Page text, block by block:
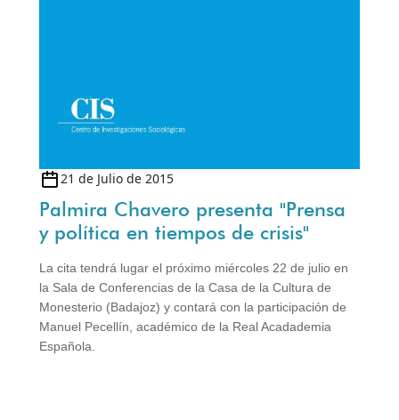
21 de Julio de 2015
Palmira Chavero presenta "Prensa
y política en tiempos de crisis"
La cita tendrá lugar el próximo miércoles 22 de julio en
la Sala de Conferencias de la Casa de la Cultura de
Monesterio (Badajoz) y contará con la participación de
Manuel Pecellín, académico de la Real Acadademia
Española.